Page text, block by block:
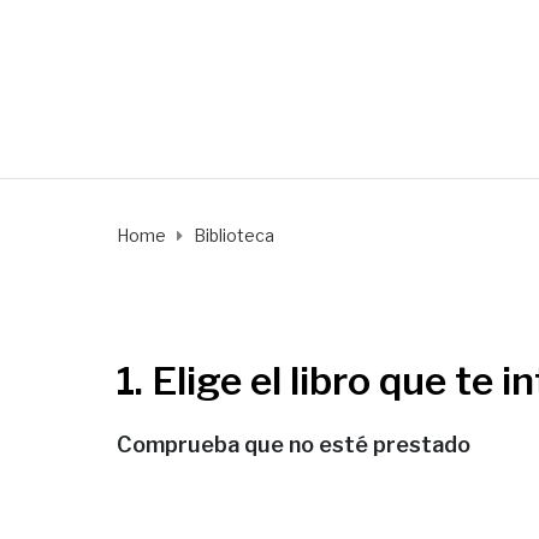
Home Biblioteca
1. Elige el libro que te
Comprueba que no esté prestado